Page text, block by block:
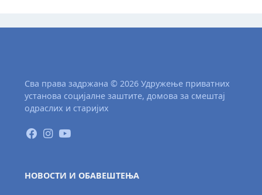
Сва права задржана © 2026 Удружење приватних
установа социјалне заштите, домова за смештај
одраслих и старијих
НОВОСТИ И ОБАВЕШТЕЊА